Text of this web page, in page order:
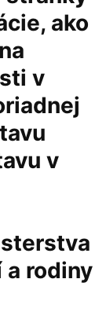
ako
v
v
a rodiny